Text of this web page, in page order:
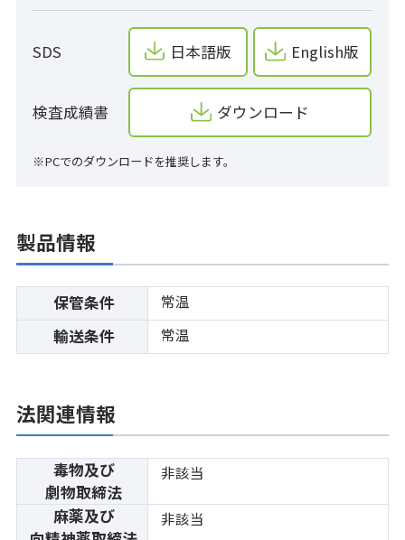
SDS 日本語版 English版
検査成績書 ダウンロード
※PCでのダウンロードを推奨します。
製品情報
保管条件 常温
輸送条件 常温
法関連情報
毒物及び
劇物取締法
非該当
麻薬及び
非該当